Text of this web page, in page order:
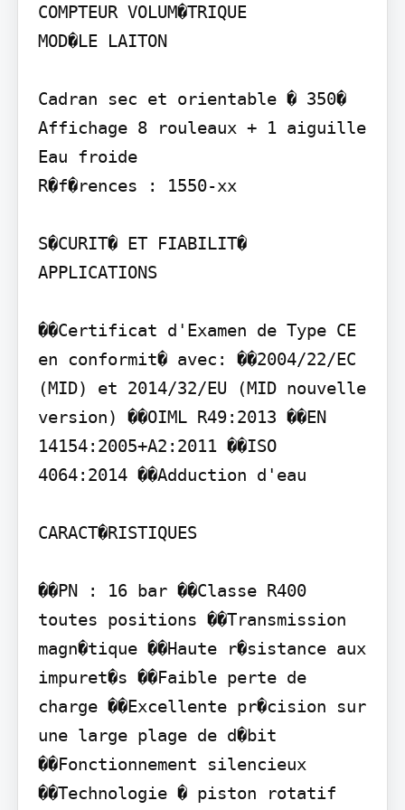
COMPTEUR VOLUM�TRIQUE
MOD�LE LAITON
Cadran sec et orientable � 350�
Affichage 8 rouleaux + 1 aiguille
Eau froide
R�f�rences : 1550-xx
S�CURIT� ET FIABILIT�
APPLICATIONS
��Certificat d'Examen de Type CE
en conformit� avec: ��2004/22/EC
(MID) et 2014/32/EU (MID nouvelle
version) ��OIML R49:2013 ��EN
14154:2005+A2:2011 ��ISO
4064:2014 ��Adduction d'eau
CARACT�RISTIQUES
��PN : 16 bar ��Classe R400
toutes positions ��Transmission
magn�tique ��Haute r�sistance aux
impuret�s ��Faible perte de
charge ��Excellente pr�cision sur
une large plage de d�bit
��Fonctionnement silencieux
��Technologie � piston rotatif